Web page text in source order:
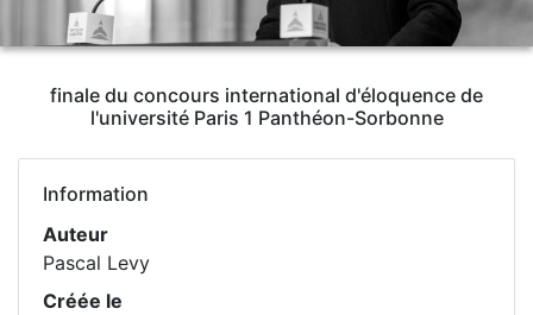
finale du concours international d'éloquence de
l'université Paris 1 Panthéon-Sorbonne
Information
Auteur
Pascal Levy
Créée le